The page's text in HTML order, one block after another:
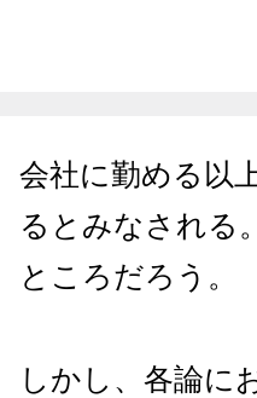
会社に勤める以
るとみなされる
ところだろう。
しかし、各論に